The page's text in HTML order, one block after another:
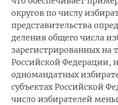
округов по числу
представительства
деления общего числа
зарегистрированных на
Российской Федерации,
одномандатных
субъектах Российской
число избирателей